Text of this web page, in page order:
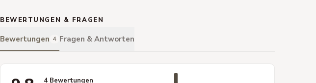
BEWERTUNGEN & FRAGEN
Bewertungen 4 Fragen & Antworten
4 Bewertungen